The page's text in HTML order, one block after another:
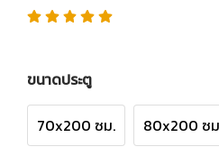
ขนาดประตู
70x200 ซม. 80x200 ซ